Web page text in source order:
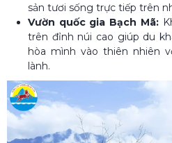
sản tươi sống trực tiếp trên
Vườn quốc gia Bạch Mã:
trên đỉnh núi cao giúp du
hòa mình vào thiên nhiên
lành.